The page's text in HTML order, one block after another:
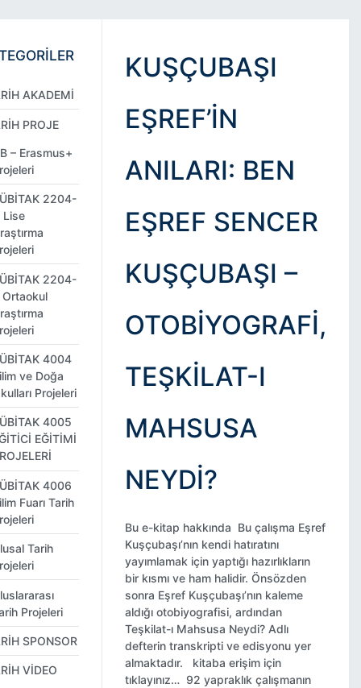
KUŞÇUBAŞI
EŞREF’İN
ANILARI: BEN
EŞREF SENCER
KUŞÇUBAŞI –
OTOBIYOGRAFI,
TEŞKILAT-I
MAHSUSA
NEYDI?
Bu e-kitap hakkında Bu çalışma Eşref
Kuşçubaşı’nın kendi hatıratını
yayımlamak için yaptığı hazırlıkların
bir kısmı ve ham halidir. Önsözden
sonra Eşref Kuşçubaşı’nın kaleme
aldığı otobiyografisi, ardından
Teşkilat-ı Mahsusa Neydi? Adlı
defterin transkripti ve edisyonu yer
almaktadır. kitaba erişim için
tıklayınız… 92 yapraklık çalışmanın
AKADEMİ
PROJE
– Erasmus+
2204-
Lise
2204-
Ortaokul
4004
ve Doğa
Projeleri
4005
EĞİTİMİ
4006
Fuarı Tarih
Tarih
Projeleri
SPONSOR
VİDEO